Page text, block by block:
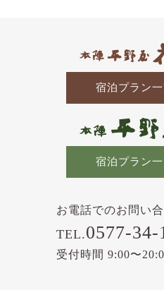
宿泊プラン
宿泊プラン
お電話でのお問い
TEL.0577-34-
受付時間 9:00〜